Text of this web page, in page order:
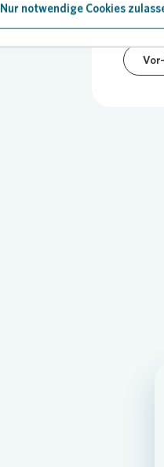
Nur notwendige Cookies